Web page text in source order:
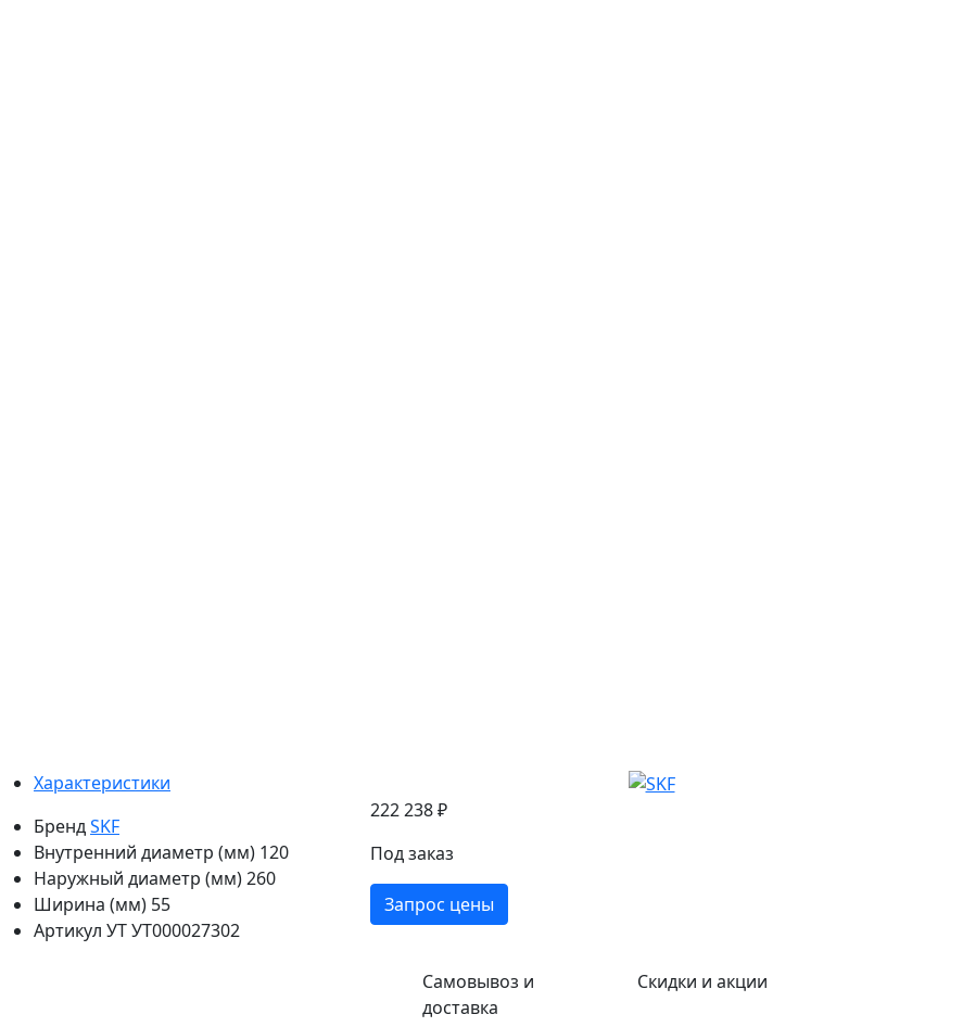
Характеристики
БрендSKF
Внутренний диаметр (мм) 120
Наружный диаметр (мм)260
Ширина (мм) 55
Артикул УТУТ000027302
222 238 ₽
Под заказ
Запрос цены
Самовывоз и
доставка
Скидки и акции